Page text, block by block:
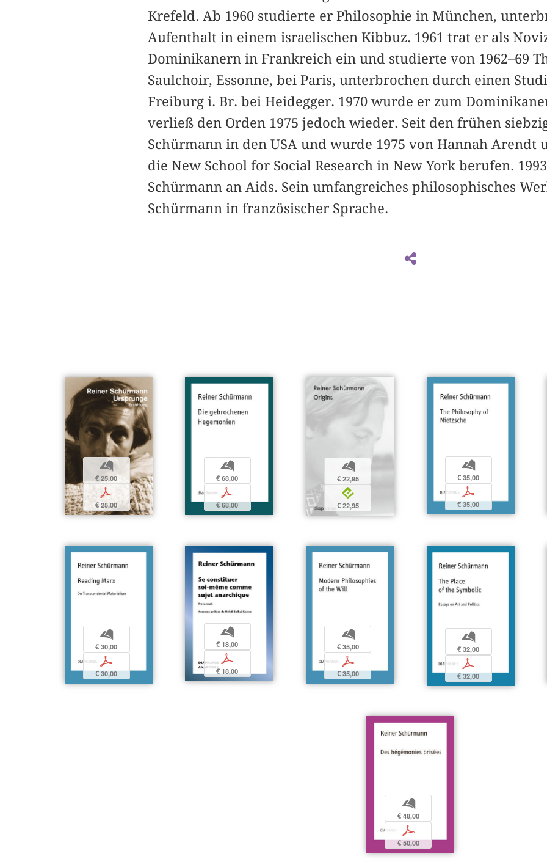
Krefeld. Ab 1960 studierte er Philosophie in München,
Aufenthalt in einem israelischen Kibbuz. 1961 trat er als
Dominikanern in Frankreich ein und studierte von 1962–69
Saulchoir, Essonne, bei Paris, unterbrochen durch einen
Freiburg i. Br. bei Heidegger. 1970 wurde er zum
verließ den Orden 1975 jedoch wieder. Seit den frühen
Schürmann in den USA und wurde 1975 von Hannah Arendt
die New School for Social Research in New York berufen.
Schürmann an Aids. Sein umfangreiches philosophisches
Schürmann in französischer Sprache.
b
€ 25,00
p
€ 25,00
b
€ 68,00
p
€ 68,00
b
€ 22,95
e
€ 22,95
b
€ 35,00
p
€ 35,00
b
€ 30,00
p
€ 30,00
b
€ 18,00
p
€ 18,00
b
€ 35,00
p
€ 35,00
b
€ 32,00
p
€ 32,00
b
€ 48,00
p
€ 50,00